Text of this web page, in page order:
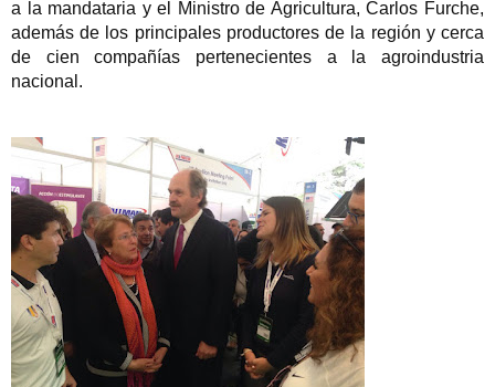
a la mandataria y el Ministro de Agricultura, Carlos Furche,
además de los principales productores de la región y cerca
de cien compañías pertenecientes a la agroindustria
nacional.